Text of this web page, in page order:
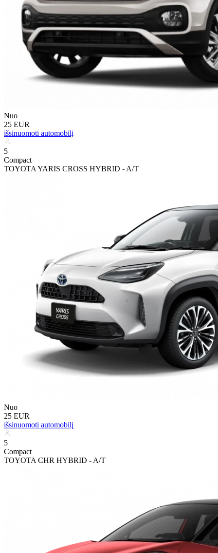
Nuo
25 EUR
išsinuomoti automobilį
5
Compact
TOYOTA YARIS CROSS HYBRID - A/T
Nuo
25 EUR
išsinuomoti automobilį
5
Compact
TOYOTA CHR HYBRID - A/T